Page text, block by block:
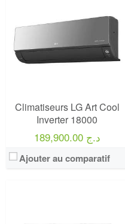
Climatiseurs LG Art Cool
Inverter 18000
189,900.00 د.ج
Ajouter au comparatif